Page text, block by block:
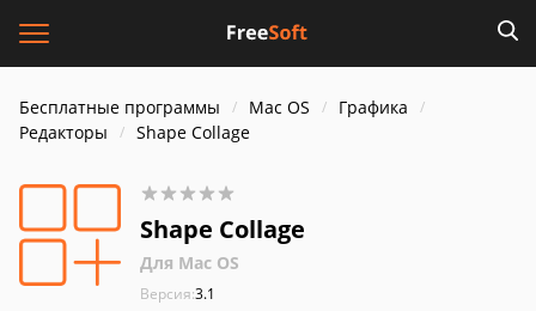
Бесплатные программы Mac OS
Графика
Редакторы
Shape Collage
Shape Collage
Для Mac OS
Версия:3.1